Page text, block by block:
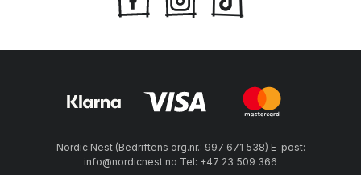
Nordic Nest (Bedriftens org.nr.: 997 671 538) E-post:
info@nordicnest.no Tel: +47 23 509 366